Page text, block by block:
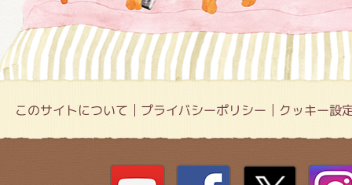
このサイトについて プライバシーポリシー クッキー設